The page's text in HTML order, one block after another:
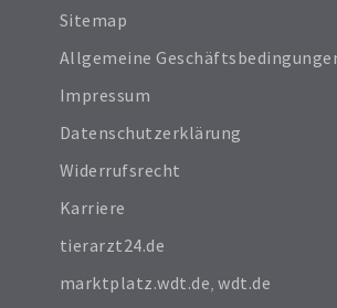
Sitemap
Allgemeine
Impressum
Datenschutzerklärung
Widerrufsrecht
Karriere
tierarzt24.de
marktplatz.wdt.de,wdt.de